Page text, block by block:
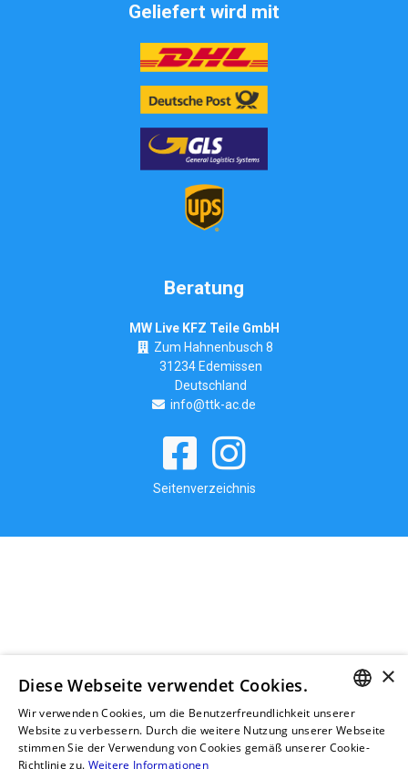
Geliefert wird mit
Beratung
MW Live KFZ Teile GmbH
Zum Hahnenbusch 8
31234 Edemissen
Deutschland
info@ttk-ac.de
Seitenverzeichnis
GERMAN
RUSSIAN
×
Diese Webseite verwendet Cookies.
Wir verwenden Cookies, um die Benutzerfreundlichkeit unserer
Website zu verbessern. Durch die weitere Nutzung unserer Webseite
stimmen Sie der Verwendung von Cookies gemäß unserer Cookie-
Richtlinie zu. Weitere Informationen